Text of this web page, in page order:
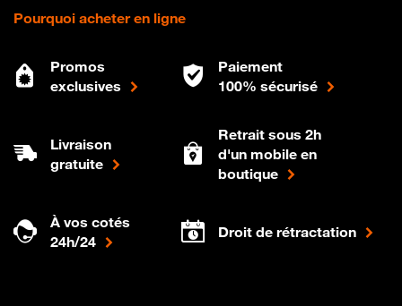
Pourquoi acheter en ligne
Promos
exclusives
Paiement
100% sécurisé
Livraison
gratuite
Retrait sous 2h
d'un mobile en
boutique
À vos cotés
24h/24
Droit de rétractation